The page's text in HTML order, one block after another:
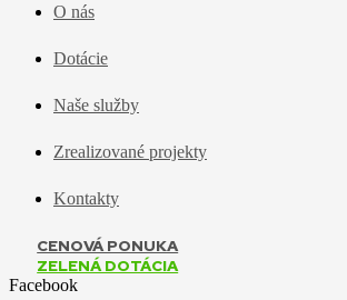
O nás
Dotácie
Naše služby
Zrealizované projekty
Kontakty
CENOVÁ PONUKA
ZELENÁ DOTÁCIA
Facebook